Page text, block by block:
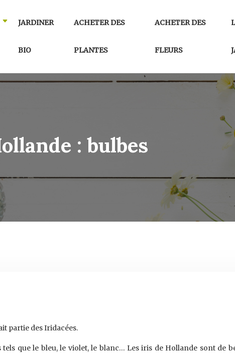
JARDINER
BIO
ACHETER DES
PLANTES
ACHETER DES
FLEURS
: bulbes
partie des Iridacées.
que le bleu, le violet, le blanc… Les iris de Hollande sont de